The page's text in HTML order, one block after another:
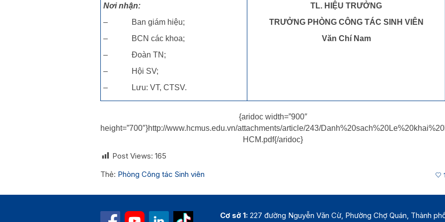
Nơi nhận:
– Ban giám hiệu;
– BCN các khoa;
– Đoàn TN;
– Hội SV;
– Lưu: VT, CTSV.
TL. HIỆU TRƯỞNG
TRƯỞNG PHÒNG CÔNG TÁC SINH VIÊN
Văn Chí Nam
{aridoc width=”900″
height=”700″}http://www.hcmus.edu.vn/attachments/article/243/
HCM.pdf{/aridoc}
Post Views: 165
Thẻ: Phòng Công tác Sinh viên 1
Cơ sở 1: 227 đường Nguyễn Văn Cừ, Phường Chợ Quán, Thành